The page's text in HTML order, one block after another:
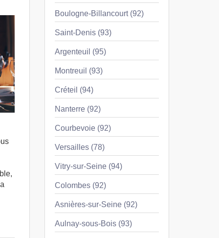
Boulogne-Billancourt (92)
Saint-Denis (93)
Argenteuil (95)
Montreuil (93)
Créteil (94)
Nanterre (92)
Courbevoie (92)
Versailles (78)
Vitry-sur-Seine (94)
Colombes (92)
Asnières-sur-Seine (92)
Aulnay-sous-Bois (93)